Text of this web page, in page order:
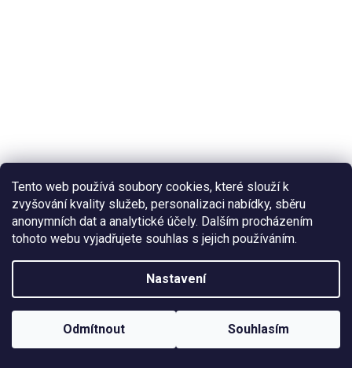
Tento web používá soubory cookies, které slouží k
zvyšování kvality služeb, personalizaci nabídky, sběru
anonymních dat a analytické účely. Dalším procházením
tohoto webu vyjadřujete souhlas s jejich používáním.
Nastavení
Odmítnout Souhlasím
Impregnace Sigal Aquastop 200 ml
Měrná
cena:
154 Kč / 1 ks